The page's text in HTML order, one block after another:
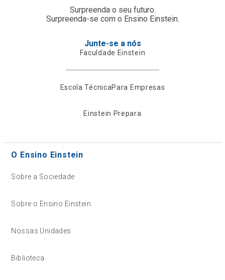
Surpreenda o seu futuro.
Surpreenda-se com o Ensino Einstein.
Junte-se a nós
Faculdade Einstein
Escola TécnicaPara Empresas
Einstein Prepara
O Ensino Einstein
Sobre a Sociedade
Sobre o Ensino Einstein
Nossas Unidades
Biblioteca